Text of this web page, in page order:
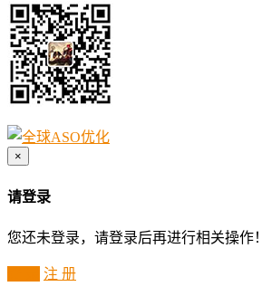
×
请登录
您还未登录，请登录后再进行相关操作！
注 册